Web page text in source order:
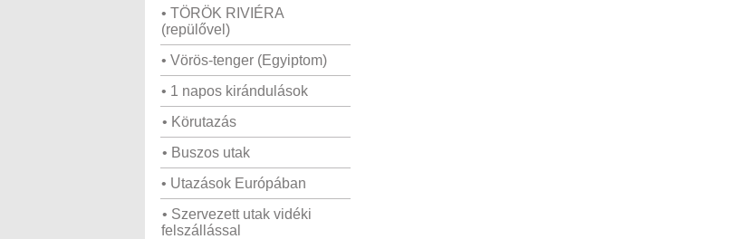
• TÖRÖK RIVIÉRA
(repülővel)
• Vörös-tenger (Egyiptom)
• 1 napos kirándulások
• Körutazás
• Buszos utak
• Utazások Európában
• Szervezett utak vidéki
felszállással